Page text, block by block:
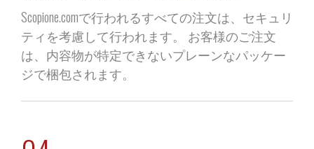
Scopione.comで行われるすべての注文は、セキュリ
ティを考慮して行われます。 お客様のご注文
は、内容物が特定できないプレーンなパッケー
ジで梱包されます。